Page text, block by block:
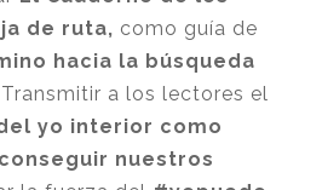
de ruta, como guía de
hacia la búsqueda
Transmitir a los lectores el
yo interior como
nuestros